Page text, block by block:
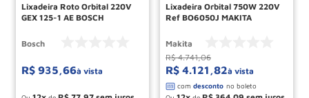
Lixadeira Roto Orbital 220V
GEX 125-1 AE BOSCH
Bosch
R$ 935 66à vista
Lixadeira Orbital 750W 220V
Ref BO6050J MAKITA
Makita
R$ 4.741,06
R$ 4.121 82à vista